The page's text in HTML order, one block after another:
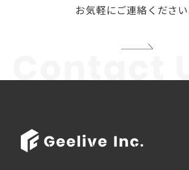
お気軽にご連絡ください